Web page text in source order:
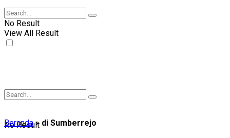
No Result
View All Result
No Result
Beranda» di Sumberrejo